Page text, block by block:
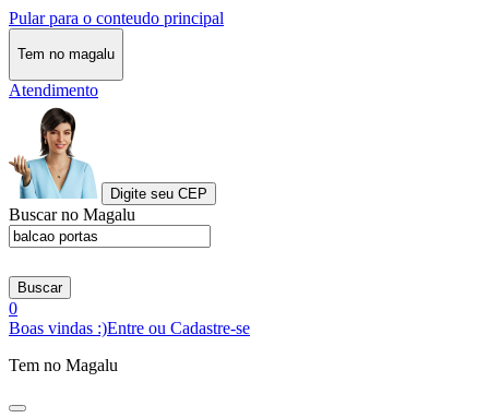
Pular para o conteudo principal
Tem no magalu
Atendimento
Digite seu CEP
Buscar no Magalu
Buscar
0
Boas vindas :)Entre ou Cadastre-se
Tem no Magalu